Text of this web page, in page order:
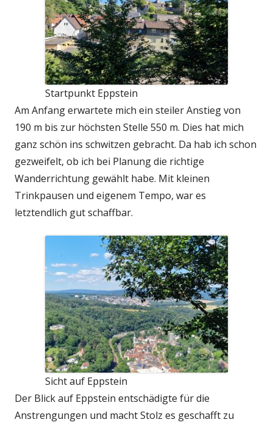
Startpunkt Eppstein
Am Anfang erwartete mich ein steiler Anstieg von
190 m bis zur höchsten Stelle 550 m. Dies hat mich
ganz schön ins schwitzen gebracht. Da hab ich schon
gezweifelt, ob ich bei Planung die richtige
Wanderrichtung gewählt habe. Mit kleinen
Trinkpausen und eigenem Tempo, war es
letztendlich gut schaffbar.
Sicht auf Eppstein
Der Blick auf Eppstein entschädigte für die
Anstrengungen und macht Stolz es geschafft zu